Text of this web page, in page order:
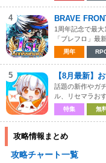
4 BRAVE
1周年記念で最
「ブレフロ」最
周年
5 【8月最新】
話題の新作やガ
ル、リセマラお
特集 無
攻略情報まとめ
攻略チャート一覧